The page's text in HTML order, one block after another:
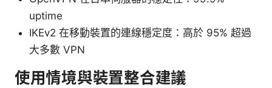
uptime
IKEv2 在移動裝置的連線穩定度：高於 95% 超過
大多數 VPN
使用情境與裝置整合建議